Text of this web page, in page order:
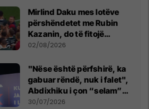
Mirlind Daku mes lotëve
përshëndetet me Rubin
Kazanin, do të fitojë
miliona te Spartak Moska
02/08/2026
"Nëse është përfshirë, ka
gabuar rëndë, nuk i falet",
Abdixhiku i çon “selam”
Përparim Ramës
30/07/2026